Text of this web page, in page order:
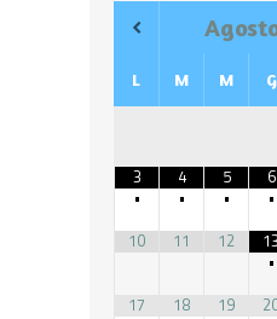
L M M G
3
•
4
•
5
•
6
•
10 11 12
13
•
17
18 19